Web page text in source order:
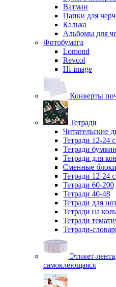
Ватман
Папки для
Калька
Альбомы для
Фотобумага
Lomond
Revcol
Hi-image
Конверты
Тетради
Читательские
Тетради 12-24
Тетради
Тетради для
Сменные блоки
Тетради 12-24
Тетради 60-200
Тетради 40-48
Тетради для
Тетради на
Тетради
Тетради-
Этикет-
самоклеющаяся